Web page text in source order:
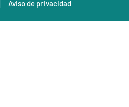
Aviso de privacidad